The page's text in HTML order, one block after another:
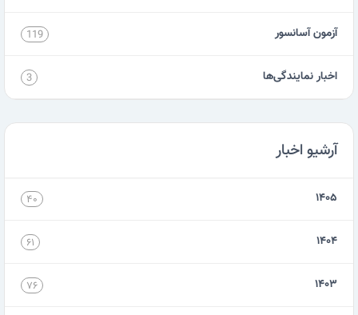
آزمون آسانسور 119
اخبار نمایندگی‌ها 3
آرشیو اخبار
۱۴۰۵ ۴۰
۱۴۰۴ ۶۱
۱۴۰۳ ۷۶